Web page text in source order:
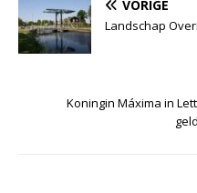
VORIGE
Landschap
Koningin Máxima in